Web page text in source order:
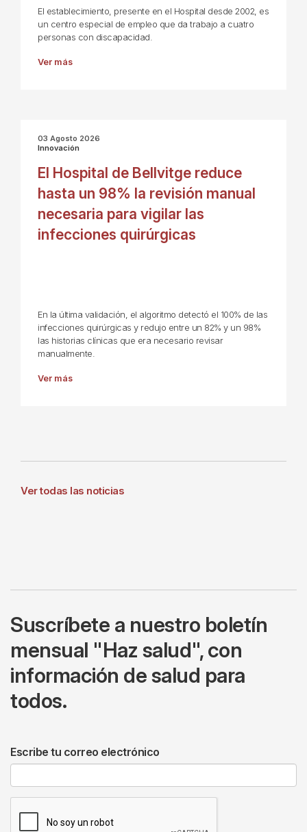
El establecimiento, presente en el Hospital desde 2002, es
un centro especial de empleo que da trabajo a cuatro
personas con discapacidad.
Ver más
03 Agosto 2026
Innovación
El Hospital de Bellvitge reduce
hasta un 98% la revisión manual
necesaria para vigilar las
infecciones quirúrgicas
En la última validación, el algoritmo detectó el 100% de las
infecciones quirúrgicas y redujo entre un 82% y un 98%
las historias clínicas que era necesario revisar
manualmente.
Ver más
Ver todas las noticias
Suscríbete a nuestro boletín
mensual "Haz salud", con
información de salud para
todos.
Escribe tu correo electrónico